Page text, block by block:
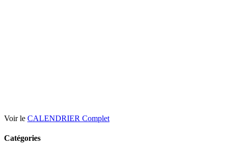
Voir le CALENDRIER Complet
Catégories